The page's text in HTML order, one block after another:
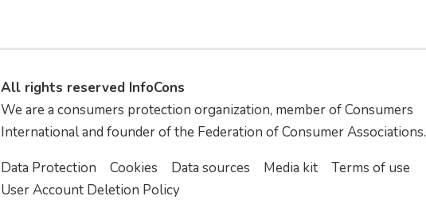
All rights reserved InfoCons
We are a consumers protection organization, member of Consumers
International and founder of the Federation of Consumer Associations.
Data Protection
Cookies Data sources Media kit
Terms of use
User Account Deletion Policy